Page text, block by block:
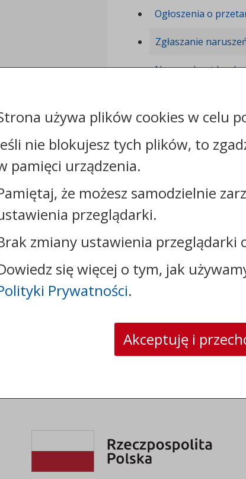
Ogłoszenia o
Zgłaszanie
Numery kont
Nieodpłatna pomoc
Oświadczenia
Kontakt:
+48544144000
faks: +48544144444
e-mail:
strona www:
wloclawek.eu
używa plików cookies w celu
nie blokujesz tych plików, to
pamięci urządzenia.
że możesz samodzielnie
przeglądarki.
zmiany ustawienia przeglądarki
się więcej o tym, jak
Prywatności.
Akceptuję i